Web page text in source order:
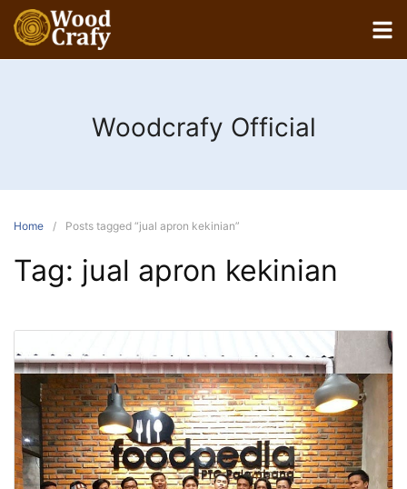
Woodcrafy Official
Home Posts tagged “jual apron kekinian”
Tag: jual apron kekinian